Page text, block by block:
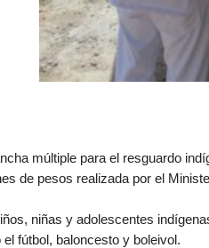
múltiple para el resguardo
de pesos realizada por el
niñas y adolescentes
el fútbol, baloncesto y boleivol.